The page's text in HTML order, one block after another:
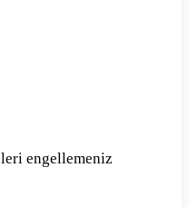
engellemeniz